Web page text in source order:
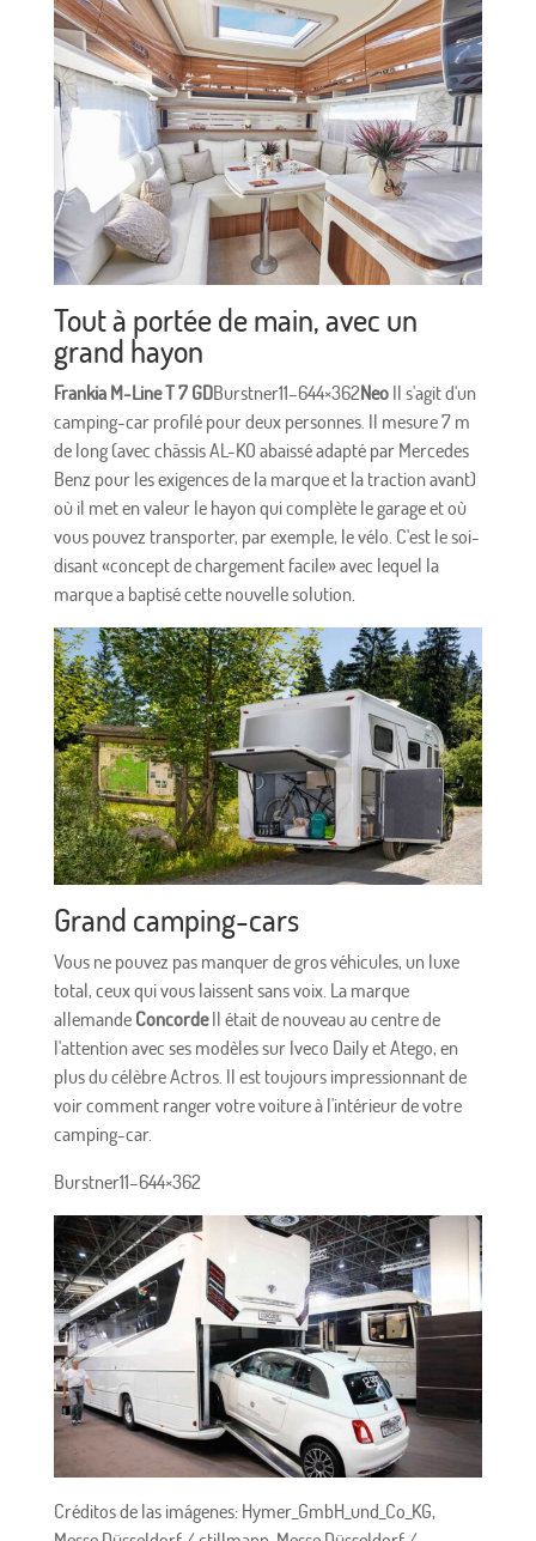
Tout à portée de main, avec un
grand hayon
Frankia M-Line T 7 GDBurstner11–644×362NeoIl s'agit d'un
camping-car profilé pour deux personnes. Il mesure 7 m
de long (avec châssis AL-KO abaissé adapté par Mercedes
Benz pour les exigences de la marque et la traction avant)
où il met en valeur le hayon qui complète le garage et où
vous pouvez transporter, par exemple, le vélo. C'est le soi-
disant «concept de chargement facile» avec lequel la
marque a baptisé cette nouvelle solution.
Grand camping-cars
Vous ne pouvez pas manquer de gros véhicules, un luxe
total, ceux qui vous laissent sans voix. La marque
allemande ConcordeIl était de nouveau au centre de
l'attention avec ses modèles sur Iveco Daily et Atego, en
plus du célèbre Actros. Il est toujours impressionnant de
voir comment ranger votre voiture à l'intérieur de votre
camping-car.
Burstner11–644×362
Créditos de las imágenes: Hymer_GmbH_und_Co_KG,